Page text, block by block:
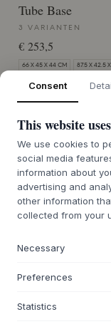
Tube Base
3 VARIANTEN
€ 253,5
66 X 45 X 44 CM 87.5 X 42.5
BESTELLWARE CA. 7-12
Linear Steel
Stool / 65 Cm /
PALE BLUE
€ 400,66
BESTELLWARE CA. 7-12
MUUTO
Consent
This website
We use cookies to
social media
information about
advertising and
other information
collected from your
Necessary
Preferences
Statistics